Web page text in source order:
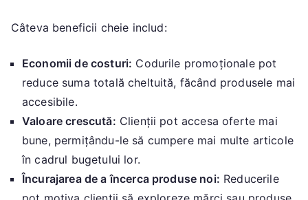
Câteva beneficii cheie includ:
Economii de costuri: Codurile promoționale pot
reduce suma totală cheltuită, făcând produsele mai
accesibile.
Valoare crescută: Clienții pot accesa oferte mai
bune, permițându-le să cumpere mai multe articole
în cadrul bugetului lor.
Încurajarea de a încerca produse noi: Reducerile